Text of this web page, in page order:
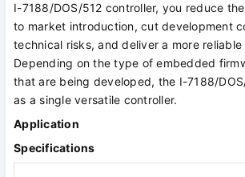
I-7188/DOS/512 controller, you reduce
to market introduction, cut development
technical risks, and deliver a more
Depending on the type of embedded
that are being developed, the I-7188/
as a single versatile controller.
Application
Specifications